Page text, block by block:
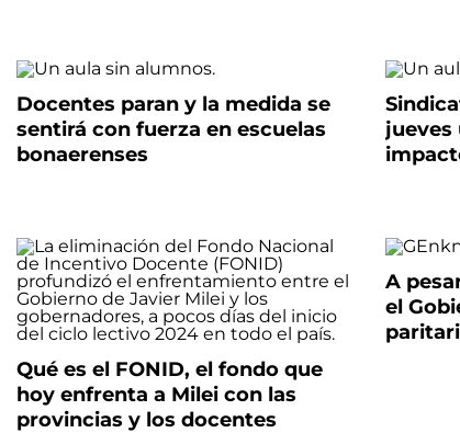
Docentes paran y la medida se
sentirá con fuerza en escuelas
bonaerenses
jueves
Qué es el FONID, el fondo que
hoy enfrenta a Milei con las
provincias y los docentes
A
el